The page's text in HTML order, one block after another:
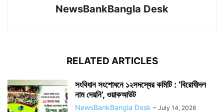
NewsBankBangla Desk
RELATED ARTICLES
সংবিধান সংশোধনে ১২সদস্যের কমিটি : ‘বিরোধীদল
নাম দেয়নি’, ওয়াকআউট
NewsBankBangla Desk - July 14, 2026